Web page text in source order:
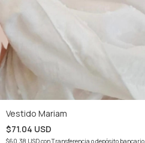
Vestido Mariam
$71.04 USD
$60.38 USDconTransferencia o depósito bancario